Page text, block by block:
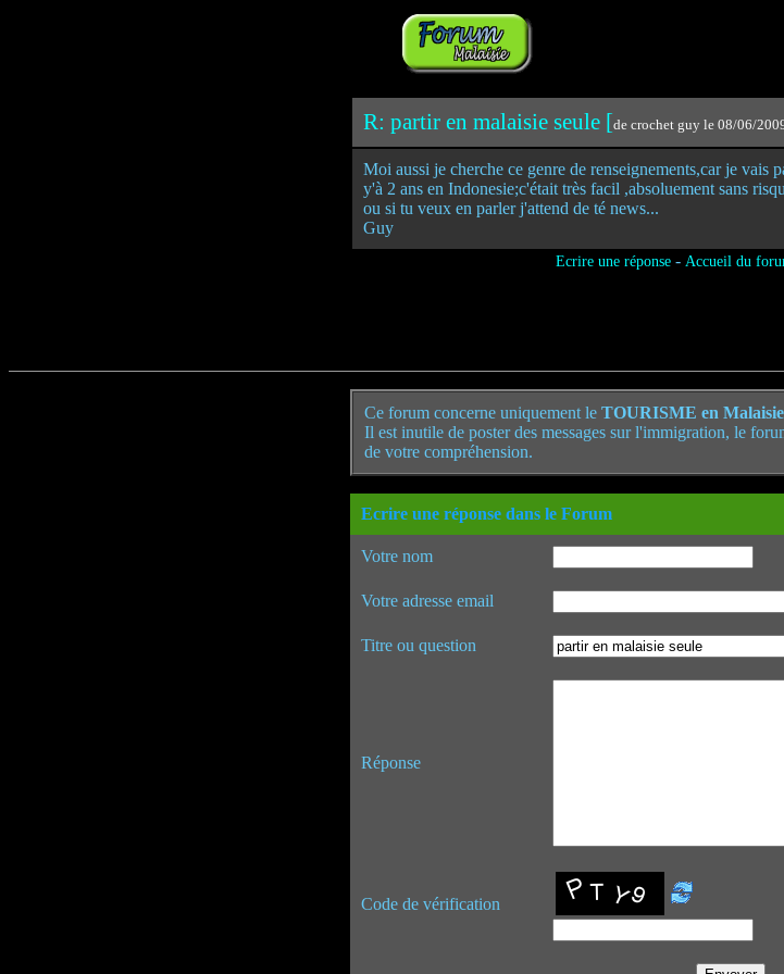
R: partir en malaisie seule [de crochet guy le 08/06/
Moi aussi je cherche ce genre de renseignements,car je vais
y'à 2 ans en Indonesie;c'était très facil ,absoluement sans
ou si tu veux en parler j'attend de té news...
Guy
Ecrire une réponse- Accueil du
Ce forum concerne uniquement le TOURISME en
Il est inutile de poster des messages sur l'immigration, le
de votre compréhension.
Ecrire une réponse dans le Forum
Votre nom
Votre adresse email
Titre ou question
Réponse
Code de vérification